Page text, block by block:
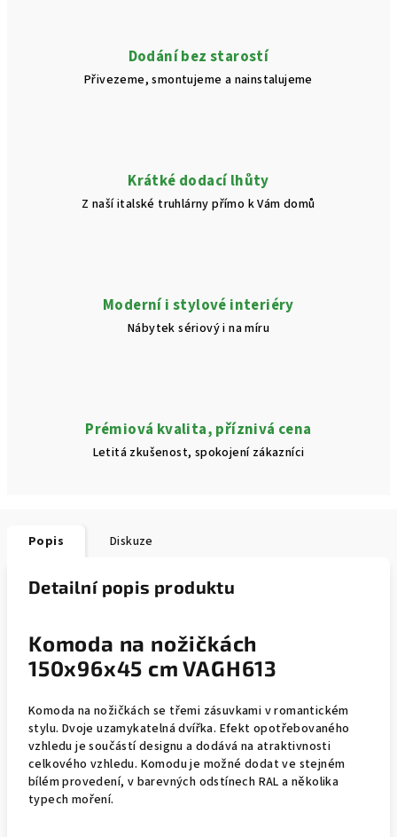
Dodání bez starostí
Přivezeme, smontujeme a nainstalujeme
Krátké dodací lhůty
Z naší italské truhlárny přímo k Vám domů
Moderní i stylové interiéry
Nábytek sériový i na míru
Prémiová kvalita, příznivá cena
Letitá zkušenost, spokojení zákazníci
Popis Diskuze
Detailní popis produktu
Komoda na nožičkách
150x96x45 cm VAGH613
Komoda na nožičkách se třemi zásuvkami v romantickém
stylu. Dvoje uzamykatelná dvířka. Efekt opotřebovaného
vzhledu je součástí designu a dodává na atraktivnosti
celkového vzhledu. Komodu je možné dodat ve stejném
bílém provedení, v barevných odstínech RAL a několika
typech moření.